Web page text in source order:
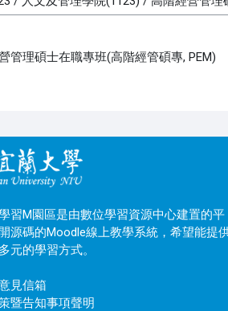
別
管理碩士在職專班(高階經管碩專, PEM)
習M園區是由數位學習資源中心建置的平
源碼的Moodle線上教學系統，希望能提
元的學習方式。
見信箱
暨告知事項聲明